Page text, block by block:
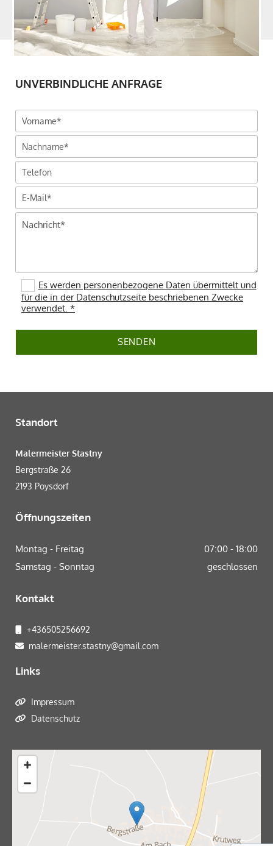
UNVERBINDLICHE ANFRAGE
Es werden personenbezogene Daten übermittelt und
für die in der Datenschutzseite beschriebenen Zwecke
verwendet. *
Standort
Malermeister Stastny
Bergstraße 26
2193 Poysdorf
Öffnungszeiten
Montag - Freitag
07:00 - 18:00
Samstag - Sonntag
geschlossen
Kontakt
+436505256692
 malermeister.stastny@gmail.com
Links
 Impressum
 Datenschutz